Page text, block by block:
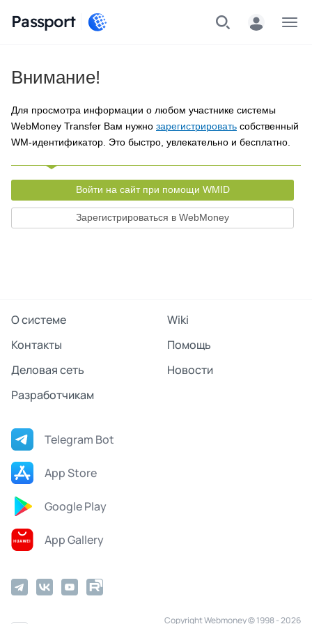
Passport
Внимание!
Для просмотра информации о любом участнике системы
WebMoney Transfer Вам нужно зарегистрировать собственный
WM-идентификатор. Это быстро, увлекательно и бесплатно.
Войти на сайт при помощи WMID
Зарегистрироваться в WebMoney
О системе
Wiki
Контакты
Помощь
Деловая сеть
Новости
Разработчикам
Telegram Bot
App Store
Google Play
App Gallery
Copyright Webmoney © 1998 - 2026